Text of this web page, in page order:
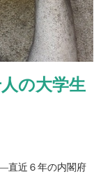
の大学生
直近６年の内閣府